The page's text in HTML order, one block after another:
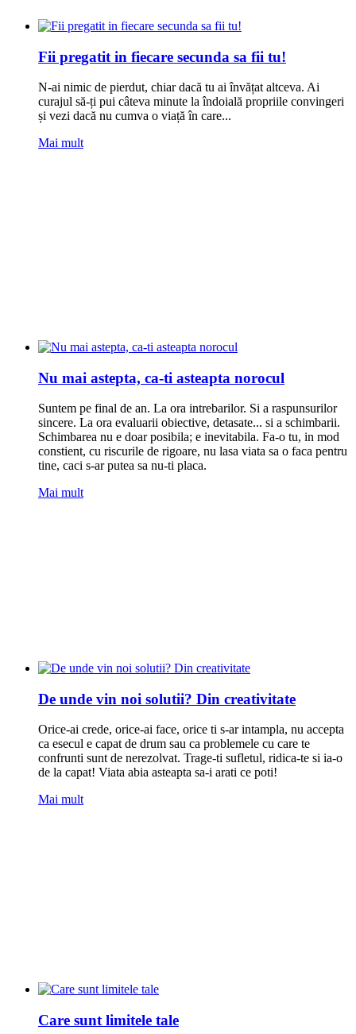
Fii pregatit in fiecare secunda sa fii tu!
N-ai nimic de pierdut, chiar dacă tu ai învățat altceva. Ai
curajul să-ți pui câteva minute la îndoială propriile convingeri
și vezi dacă nu cumva o viață în care...
Mai mult
Nu mai astepta, ca-ti asteapta norocul
Suntem pe final de an. La ora intrebarilor. Si a raspunsurilor
sincere. La ora evaluarii obiective, detasate... si a schimbarii.
Schimbarea nu e doar posibila; e inevitabila. Fa-o tu, in mod
constient, cu riscurile de rigoare, nu lasa viata sa o faca pentru
tine, caci s-ar putea sa nu-ti placa.
Mai mult
De unde vin noi solutii? Din creativitate
Orice-ai crede, orice-ai face, orice ti s-ar intampla, nu accepta
ca esecul e capat de drum sau ca problemele cu care te
confrunti sunt de nerezolvat. Trage-ti sufletul, ridica-te si ia-o
de la capat! Viata abia asteapta sa-i arati ce poti!
Mai mult
Care sunt limitele tale